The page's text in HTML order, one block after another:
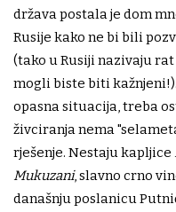
država postala je dom
Rusije kako ne bi bili
(tako u Rusiji nazivaju
mogli biste biti
opasna situacija, treba
živciranja nema
rješenje. Nestaju kapljice
Mukuzani, slavno crno
današnju poslanicu